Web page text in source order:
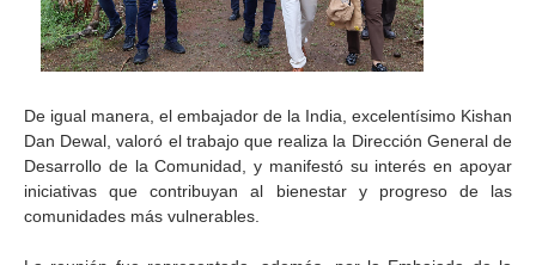
De igual manera, el embajador de la India, excelentísimo Kishan
Dan Dewal, valoró el trabajo que realiza la Dirección General de
Desarrollo de la Comunidad, y manifestó su interés en apoyar
iniciativas que contribuyan al bienestar y progreso de las
comunidades más vulnerables.